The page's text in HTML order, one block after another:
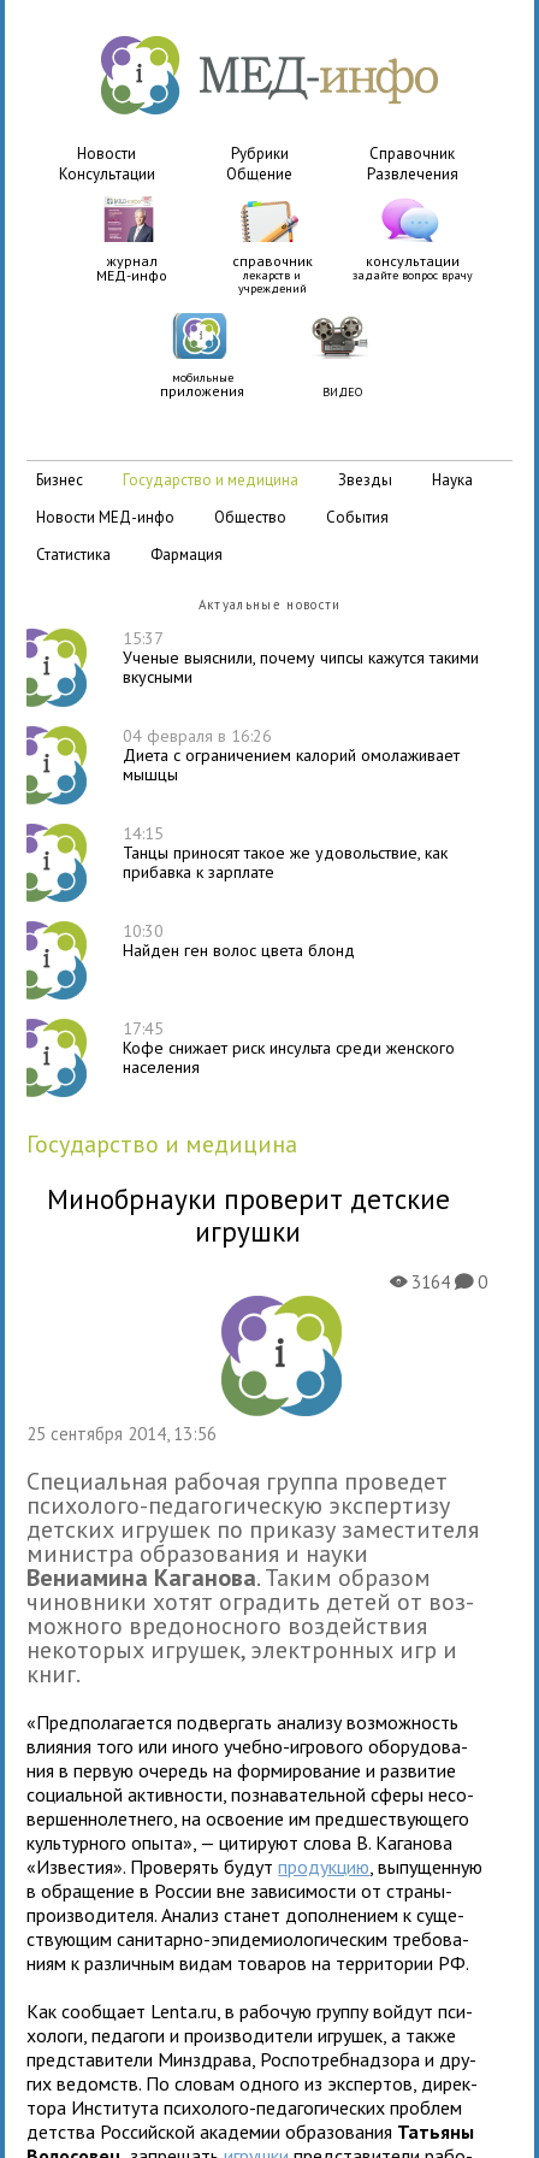
Новости Рубрики
Справочник
Консультации
Общение Развлечения
журнал
МЕД-инфо
справочник
лекарств и
учреждений
консультации
задайте вопрос врачу
мобильные
приложения ВИДЕО
бизнес государство и медицина звезды
наука
новости МЕД-инфо
общество
события
статистика
фармация
Актуальные новости
15:37
Ученые выяснили, почему чипсы кажутся такими
вкусными
04 февраля в 16:26
Диета с ограничением калорий омолаживает
мышцы
14:15
Танцы приносят такое же удовольствие, как
прибавка к зарплате
10:30
Найден ген волос цвета блонд
17:45
Кофе снижает риск инсульта среди женского
населения
государство и медицина
Минобрнауки проверит детские
игрушки
25 сентября 2014, 13:56
X3164K0
Специальная рабо­чая группа про­ве­дет
пси­хо­лого-педа­го­ги­че­скую экс­пер­тизу
дет­ских игру­шек по при­казу заме­сти­теля
мини­стра обра­зо­ва­ния и науки
Вениамина Каганова. Таким обра­зом
чинов­ники хотят огра­дить детей от воз­
мож­ного вре­до­нос­ного воз­дей­ствия
неко­то­рых игру­шек, элек­трон­ных игр и
книг.
«Предполага­ется под­вер­гать ана­лизу воз­мож­ность
вли­я­ния того или иного учебно-игро­вого обо­ру­до­ва­
ния в первую оче­редь на фор­ми­ро­ва­ние и раз­ви­тие
соци­аль­ной актив­но­сти, позна­ва­тель­ной сферы несо­
вер­шен­но­лет­него, на осво­е­ние им пред­ше­ству­ю­щего
куль­тур­ного опыта», — цити­руют слова В. Каганова
«Известия». Проверять будутпро­дук­цию , выпу­щен­ную
в обра­ще­ние в России вне зави­си­мо­сти от страны-
про­из­во­ди­теля. Анализ станет допол­не­нием к суще­
ству­ю­щим сани­тарно-эпи­де­мио­ло­ги­че­ским тре­бо­ва­
ниям к раз­лич­ным видам това­ров на тер­ри­то­рии РФ.
Как сооб­щает Lenta.ru, в рабо­чую группу вой­дут пси­
хо­логи, педа­гоги и про­из­во­ди­тели игру­шек, а также
пред­ста­ви­тели Минздрава, Роспотребнад­зора и дру­
гих ведомств. По сло­вам одного из экс­пер­тов, дирек­
тора Института пси­хо­лого-педа­го­ги­че­ских про­блем
дет­ства Российской ака­де­мии обра­зо­ва­ния Татьяны